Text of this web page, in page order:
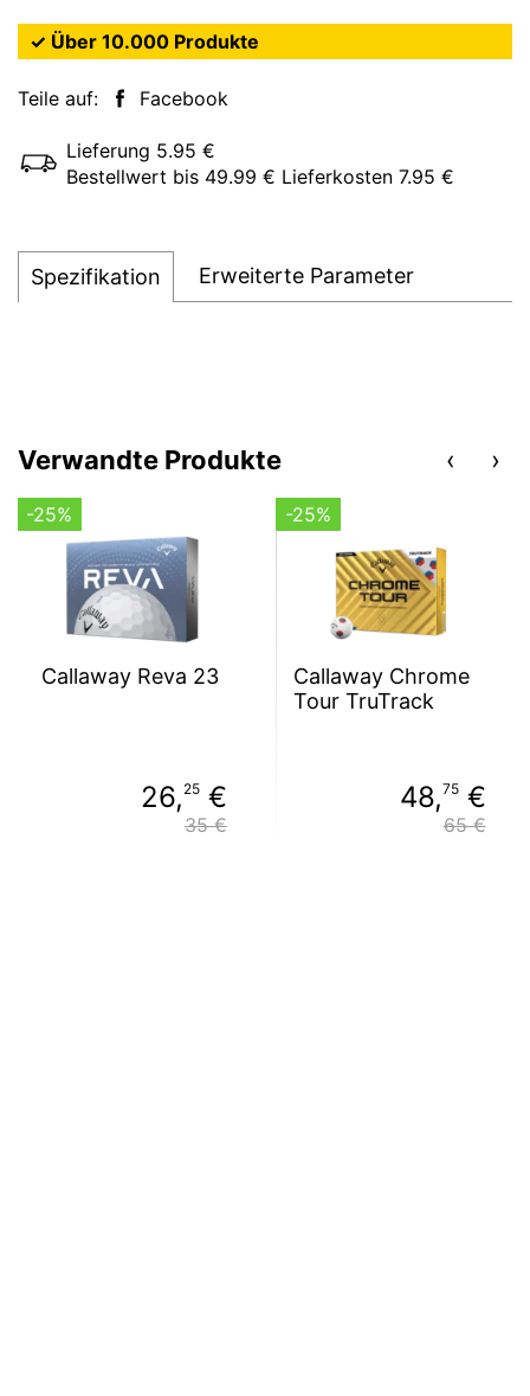
✓ Über 10.000 Produkte
Teile auf: Facebook
Lieferung 5.95 €
Bestellwert bis 49.99 € Lieferkosten 7.95 €
Spezifikation Erweiterte Parameter
‹
Verwandte Produkte ›
Callaway Reva 23
-25%
26, 25€
35 €
Callaway Chrome
Tour TruTrack
-25%
48,75€
65 €